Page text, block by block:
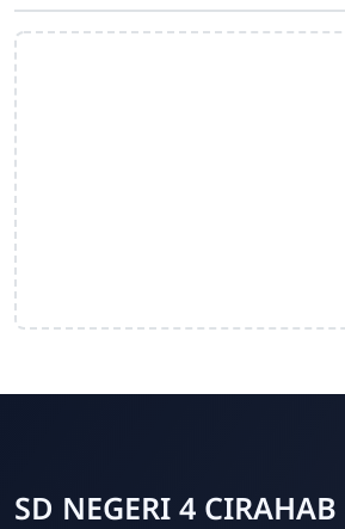
SD NEGERI 4 CIRAHAB